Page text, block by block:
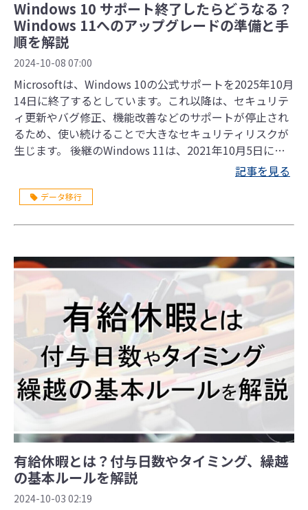
Windows 10 サポート終了したらどうなる？
Windows 11へのアップグレードの準備と手
順を解説
2024-10-08 07:00
Microsoftは、Windows 10の公式サポートを2025年10月
14日に終了するとしています。これ以降は、セキュリテ
ィ更新やバグ修正、機能改善などのサポートが停止され
るため、使い続けることで大きなセキュリティリスクが
生じます。 後継のWindows 11は、2021年10月5日にリ
リースされましたが、いまだにWindows 10を使ってい
を使い続けるリスクや、Windows 11への移行につい
記事を見る
データ移行
有給休暇とは？付与日数やタイミング、繰越
の基本ルールを解説
2024-10-03 02:19